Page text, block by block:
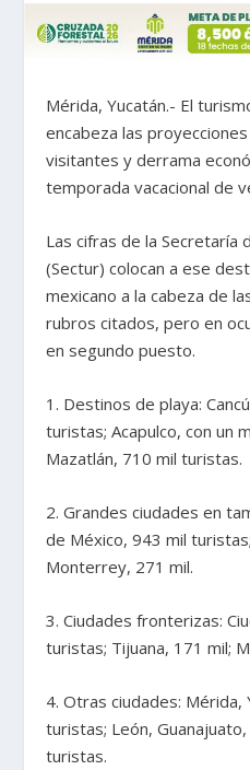
Mérida, Yucatán.- El
encabeza las
visitantes y derrama
temporada vacacional de
Las cifras de la Secretaría
(Sectur) colocan a ese
mexicano a la cabeza de
rubros citados, pero en
en segundo puesto.
1. Destinos de playa:
turistas; Acapulco, con un
Mazatlán, 710 mil turistas.
2. Grandes ciudades en
de México, 943 mil
Monterrey, 271 mil.
3. Ciudades fronterizas:
turistas; Tijuana, 171 mil;
4. Otras ciudades: Mérida,
turistas; León,
turistas.